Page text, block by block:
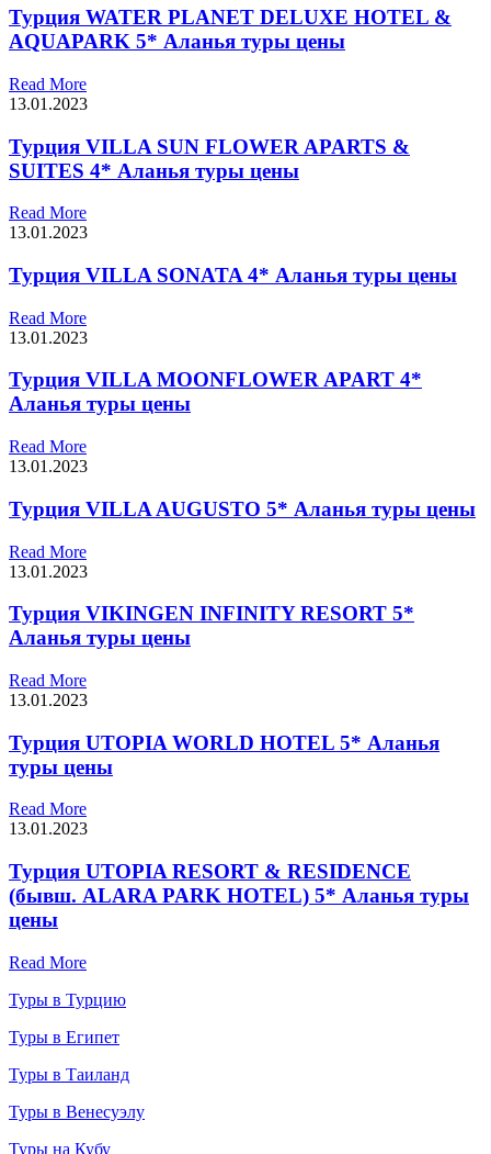
Турция WATER PLANET DELUXE HOTEL &
AQUAPARK 5* Аланья туры цены
Read More
13.01.2023
Турция VILLA SUN FLOWER APARTS &
SUITES 4* Аланья туры цены
Read More
13.01.2023
Турция VILLA SONATA 4* Аланья туры цены
Read More
13.01.2023
Турция VILLA MOONFLOWER APART 4*
Аланья туры цены
Read More
13.01.2023
Турция VILLA AUGUSTO 5* Аланья туры цены
Read More
13.01.2023
Турция VIKINGEN INFINITY RESORT 5*
Аланья туры цены
Read More
13.01.2023
Турция UTOPIA WORLD HOTEL 5* Аланья
туры цены
Read More
13.01.2023
Турция UTOPIA RESORT & RESIDENCE
(бывш. ALARA PARK HOTEL) 5* Аланья туры
цены
Read More
Туры в Турцию
Туры в Египет
Туры в Таиланд
Туры в Венесуэлу
Туры на Кубу